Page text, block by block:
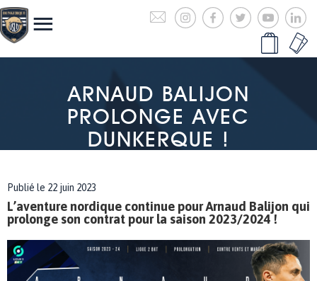
ARNAUD BALIJON
PROLONGE AVEC
DUNKERQUE !
Publié le 22 juin 2023
L’aventure nordique continue pour Arnaud Balijon qui
prolonge son contrat pour la saison 2023/2024 !